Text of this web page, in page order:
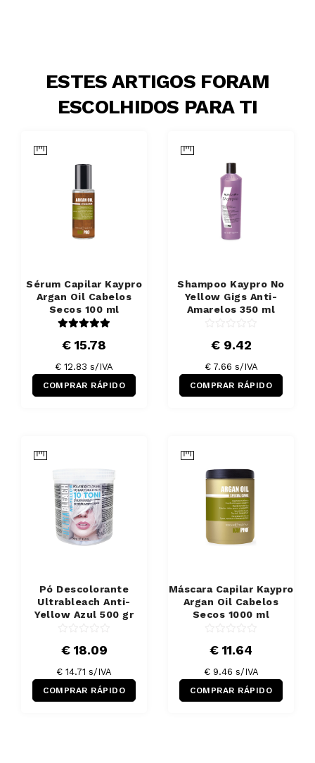
ESTES ARTIGOS FORAM
ESCOLHIDOS PARA TI
Sérum Capilar Kaypro
Argan Oil Cabelos
Secos 100 ml
€ 15.78
€ 12.83 s/IVA
COMPRAR RÁPIDO
Shampoo Kaypro No
Yellow Gigs Anti-
Amarelos 350 ml
€ 9.42
€ 7.66 s/IVA
COMPRAR RÁPIDO
Pó Descolorante
Ultrableach Anti-
Yellow Azul 500 gr
€ 18.09
€ 14.71 s/IVA
COMPRAR RÁPIDO
Máscara Capilar Kaypro
Argan Oil Cabelos
Secos 1000 ml
€ 11.64
€ 9.46 s/IVA
COMPRAR RÁPIDO